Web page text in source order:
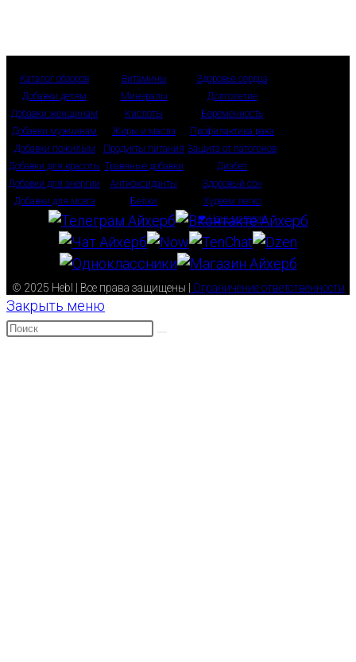
Каталог обзоров
Добавки детям
Добавки женщинам
Добавки мужчинам
Добавки пожилым
Добавки для красоты
Добавки для энергии
Добавки для мозга
Витамины
Минералы
Кислоты
Жиры и масла
Продукты питания
Травяные добавки
Антиоксиданты
Белки
Здоровье сердца
Долголетие
Беременность
Профилактика рака
Защита от патогенов
Диабет
Здоровый сон
Худеем легко
❤ Наш магазин
© 2025 Hebl | Все права защищены | Ограничение ответственности
Закрыть меню